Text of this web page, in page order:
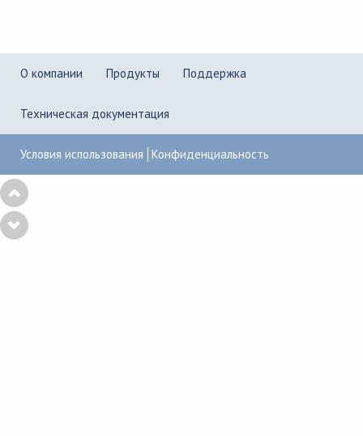
О компании Продукты Поддержка
Техническая документация
Условия использования Конфиденциальность